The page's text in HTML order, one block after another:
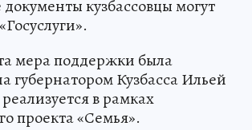
кузбассовцы могут
мера поддержки была
губернатором Кузбасса Ильей
в рамках
проекта «Семья».